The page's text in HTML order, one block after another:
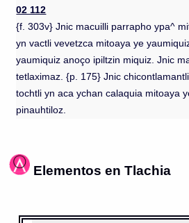
02 112
{f. 303v} Jnic macuilli parrapho ypa^
yn vactli vevetzca mitoaya ye
yaumiquiz anoço ipiltzin miquiz. Jnic
tetlaximaz. {p. 175} Jnic
tochtli yn aca ychan calaquia mitoaya
pinauhtiloz.
Elementos en Tlachia